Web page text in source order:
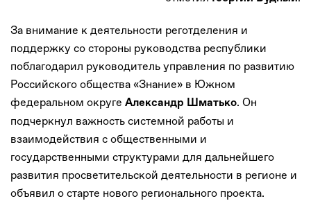
За внимание к деятельности реготделения и
поддержку со стороны руководства республики
поблагодарил руководитель управления по развитию
Российского общества «Знание» в Южном
федеральном округе Александр Шматько. Он
подчеркнул важность системной работы и
взаимодействия с общественными и
государственными структурами для дальнейшего
развития просветительской деятельности в регионе и
объявил о старте нового регионального проекта.